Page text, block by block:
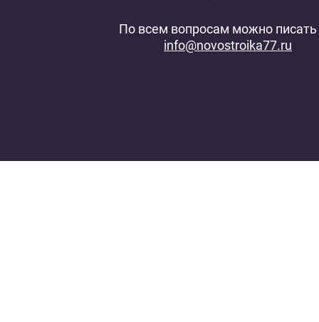
По всем вопросам можно писать
info@novostroika77.ru